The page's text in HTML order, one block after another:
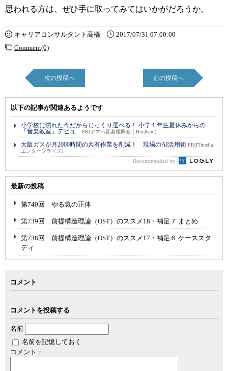
思われる方は、ぜひ手に取ってみてはいかがだろうか。
キャリアコンサルタント高橋
2017/07/31 07:00:00
Comment(0)
次の投稿へ 前の投稿へ
以下の記事が関連あるようです
小学校に慣れた今だからじっくり選べる！ 小学１年生夏休みからの
「音楽教室」デビュ... PR(ヤマハ音楽振興会｜HugKum)
大阪ガスが月2000時間の共有作業を削減！ 現場のAI活用術 PR(ITmedia
エンタープライズ)
Recommended by
最新の投稿
第740回 やる気の正体
第739回 前提構造理論（OST）のススメ18・補足７ まとめ
第738回 前提構造理論（OST）のススメ17・補足６ ケーススタ
ディ
コメント
コメントを投稿する
名前
名前を記憶しておく
コメント：